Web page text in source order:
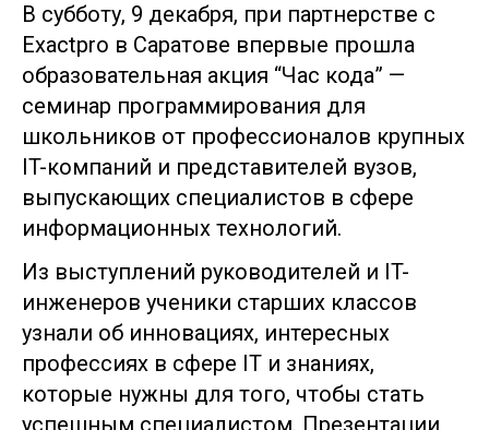
В субботу, 9 декабря, при партнерстве с
Exactpro в Саратове впервые прошла
образовательная акция “Час кода” —
семинар программирования для
школьников от профессионалов крупных
IT-компаний и представителей вузов,
выпускающих специалистов в сфере
информационных технологий.
Из выступлений руководителей и IT-
инженеров ученики старших классов
узнали об инновациях, интересных
профессиях в сфере IT и знаниях,
которые нужны для того, чтобы стать
успешным специалистом. Презентации